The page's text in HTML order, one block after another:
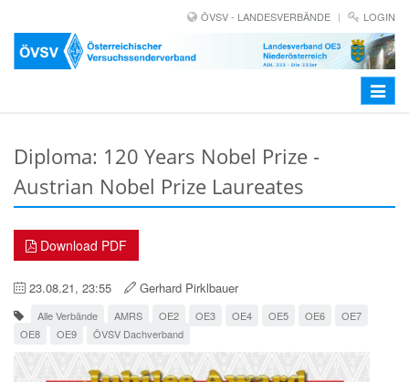
ÖVSV - LANDESVERBÄNDE LOGIN
Toggle
Diploma: 120 Years Nobel Prize -
Austrian Nobel Prize Laureates
Download PDF
23.08.21, 23:55 Gerhard Pirklbauer
Alle Verbände AMRS OE2 OE3 OE4 OE5 OE6
OE7
OE8
OE9 ÖVSV Dachverband